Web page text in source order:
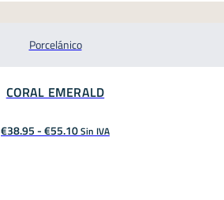
Porcelánico
CORAL EMERALD
€38.95-€55.10Rango
de
Sin IVA